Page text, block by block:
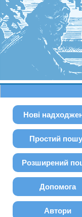
Нові
Простий
Розширений
Допомога
Автори